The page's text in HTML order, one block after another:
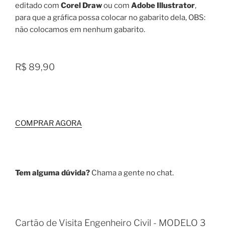
editado com Corel Drawou com Adobe Illustrator,
para que a gráfica possa colocar no gabarito dela, OBS:
não colocamos em nenhum gabarito.
R$ 89,90
COMPRAR AGORA
Tem alguma dúvida? Chama a gente no chat.
Cartão de Visita Engenheiro Civil - MODELO 3